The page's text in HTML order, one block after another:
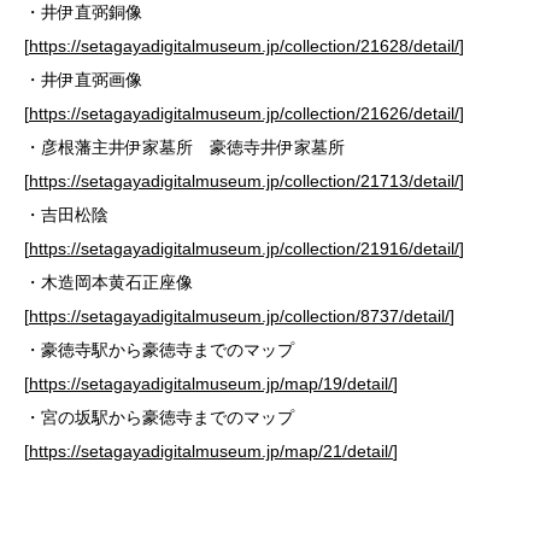
・井伊直弼銅像
[https://setagayadigitalmuseum.jp/collection/21628/detail/]
・井伊直弼画像
[https://setagayadigitalmuseum.jp/collection/21626/detail/]
・彦根藩主井伊家墓所 豪徳寺井伊家墓所
[https://setagayadigitalmuseum.jp/collection/21713/detail/]
・吉田松陰
[https://setagayadigitalmuseum.jp/collection/21916/detail/]
・木造岡本黄石正座像
[https://setagayadigitalmuseum.jp/collection/8737/detail/]
・豪徳寺駅から豪徳寺までのマップ
[https://setagayadigitalmuseum.jp/map/19/detail/]
・宮の坂駅から豪徳寺までのマップ
[https://setagayadigitalmuseum.jp/map/21/detail/]